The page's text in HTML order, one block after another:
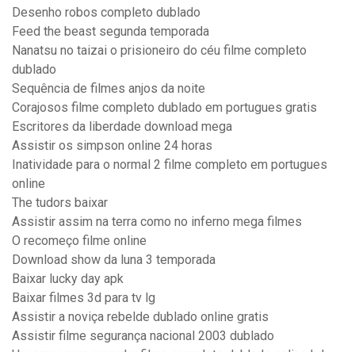
Desenho robos completo dublado
Feed the beast segunda temporada
Nanatsu no taizai o prisioneiro do céu filme completo
dublado
Sequência de filmes anjos da noite
Corajosos filme completo dublado em portugues gratis
Escritores da liberdade download mega
Assistir os simpson online 24 horas
Inatividade para o normal 2 filme completo em portugues
online
The tudors baixar
Assistir assim na terra como no inferno mega filmes
O recomeço filme online
Download show da luna 3 temporada
Baixar lucky day apk
Baixar filmes 3d para tv lg
Assistir a noviça rebelde dublado online gratis
Assistir filme segurança nacional 2003 dublado